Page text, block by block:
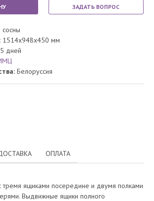
ЗАДАТЬ ВОПРОС
сосны
1514x948x450 мм
дней
Белоруссия
ОПЛАТА
тремя ящиками посередине и двумя полками
Выдвижные ящики полного